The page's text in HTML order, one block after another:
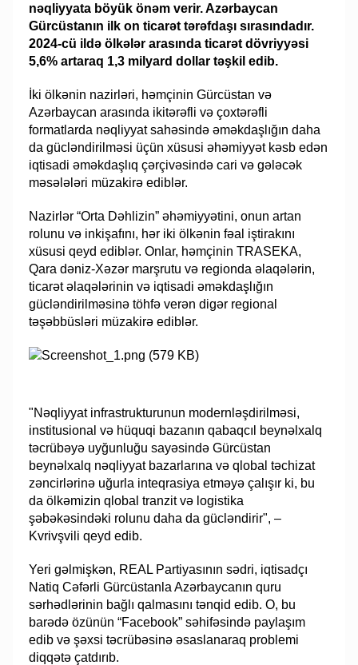
nəqliyyata böyük önəm verir. Azərbaycan
Gürcüstanın ilk on ticarət tərəfdaşı sırasındadır.
2024-cü ildə ölkələr arasında ticarət dövriyyəsi
5,6% artaraq 1,3 milyard dollar təşkil edib.
İki ölkənin nazirləri, həmçinin Gürcüstan və
Azərbaycan arasında ikitərəfli və çoxtərəfli
formatlarda nəqliyyat sahəsində əməkdaşlığın daha
da gücləndirilməsi üçün xüsusi əhəmiyyət kəsb edən
iqtisadi əməkdaşlıq çərçivəsində cari və gələcək
məsələləri müzakirə ediblər.
Nazirlər “Orta Dəhlizin” əhəmiyyətini, onun artan
rolunu və inkişafını, hər iki ölkənin fəal iştirakını
xüsusi qeyd ediblər. Onlar, həmçinin TRASEKA,
Qara dəniz-Xəzər marşrutu və regionda əlaqələrin,
ticarət əlaqələrinin və iqtisadi əməkdaşlığın
gücləndirilməsinə töhfə verən digər regional
təşəbbüsləri müzakirə ediblər.
"Nəqliyyat infrastrukturunun modernləşdirilməsi,
institusional və hüquqi bazanın qabaqcıl beynəlxalq
təcrübəyə uyğunluğu sayəsində Gürcüstan
beynəlxalq nəqliyyat bazarlarına və qlobal təchizat
zəncirlərinə uğurla inteqrasiya etməyə çalışır ki, bu
da ölkəmizin qlobal tranzit və logistika
şəbəkəsindəki rolunu daha da gücləndirir", –
Kvrivşvili qeyd edib.
Yeri gəlmişkən, REAL Partiyasının sədri, iqtisadçı
Natiq Cəfərli Gürcüstanla Azərbaycanın quru
sərhədlərinin bağlı qalmasını tənqid edib. O, bu
barədə özünün “Facebook” səhifəsində paylaşım
edib və şəxsi təcrübəsinə əsaslanaraq problemi
diqqətə çatdırıb.